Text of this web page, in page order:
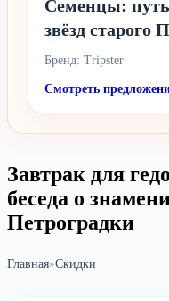
Семенцы:
звёзд старого
Бренд: Tripster
Смотреть
Завтрак для
беседа о
Петроградки
Главная»Скидки